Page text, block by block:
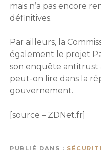
mais n’a pas encore
définitives.
Par ailleurs, la
également le projet
son enquête antitrust
peut-on lire dans la
gouvernement.
[source – ZDNet.fr]
PUBLIÉ DANS